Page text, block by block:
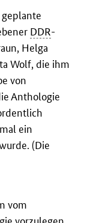
DDR-
Helga
Wolf, die ihm
von
Anthologie
ein
(Die
vom